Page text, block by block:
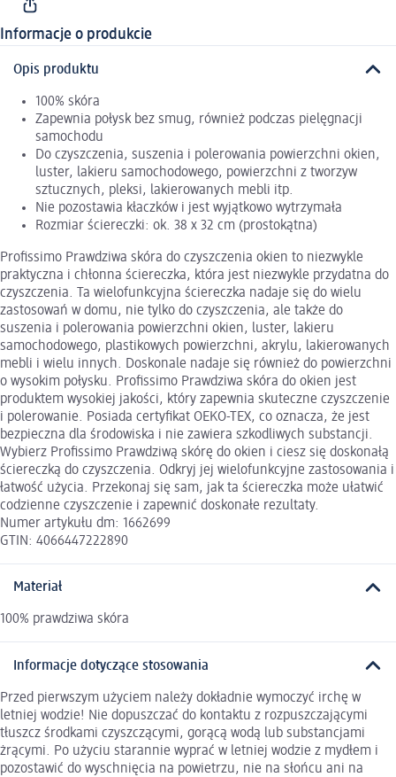
Informacje o produkcie
Opis produktu
100% skóra
Zapewnia połysk bez smug, również podczas pielęgnacji
samochodu
Do czyszczenia, suszenia i polerowania powierzchni okien,
luster, lakieru samochodowego, powierzchni z tworzyw
sztucznych, pleksi, lakierowanych mebli itp.
Nie pozostawia kłaczków i jest wyjątkowo wytrzymała
Rozmiar ściereczki: ok. 38 x 32 cm (prostokątna)
Profissimo Prawdziwa skóra do czyszczenia okien to niezwykle
praktyczna i chłonna ściereczka, która jest niezwykle przydatna do
czyszczenia. Ta wielofunkcyjna ściereczka nadaje się do wielu
zastosowań w domu, nie tylko do czyszczenia, ale także do
suszenia i polerowania powierzchni okien, luster, lakieru
samochodowego, plastikowych powierzchni, akrylu, lakierowanych
mebli i wielu innych. Doskonale nadaje się również do powierzchni
o wysokim połysku. Profissimo Prawdziwa skóra do okien jest
produktem wysokiej jakości, który zapewnia skuteczne czyszczenie
i polerowanie. Posiada certyfikat OEKO-TEX, co oznacza, że jest
bezpieczna dla środowiska i nie zawiera szkodliwych substancji.
Wybierz Profissimo Prawdziwą skórę do okien i ciesz się doskonałą
ściereczką do czyszczenia. Odkryj jej wielofunkcyjne zastosowania i
łatwość użycia. Przekonaj się sam, jak ta ściereczka może ułatwić
codzienne czyszczenie i zapewnić doskonałe rezultaty.
Numer artykułu dm: 1662699
GTIN: 4066447222890
Materiał
100% prawdziwa skóra
Informacje dotyczące stosowania
Przed pierwszym użyciem należy dokładnie wymoczyć irchę w
letniej wodzie! Nie dopuszczać do kontaktu z rozpuszczającymi
tłuszcz środkami czyszczącymi, gorącą wodą lub substancjami
żrącymi. Po użyciu starannie wyprać w letniej wodzie z mydłem i
pozostawić do wyschnięcia na powietrzu, nie na słońcu ani na